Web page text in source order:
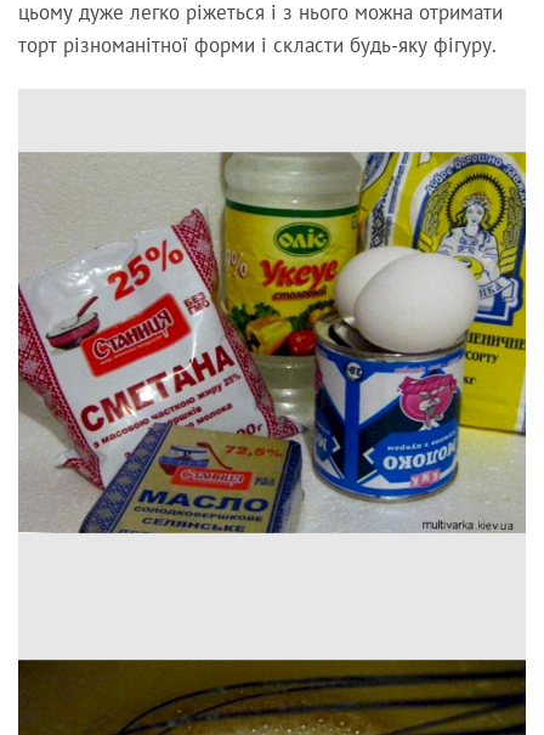
цьому дуже легко ріжеться і з нього можна отримати
торт різноманітної форми і скласти будь-яку фігуру.